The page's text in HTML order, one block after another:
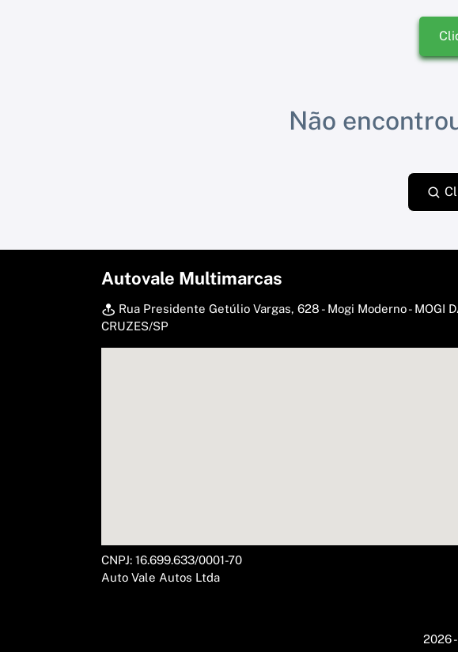
Não
Autovale Multimarcas
Rua Presidente Getúlio Vargas, 628 - Mogi Moderno - MOGI
CRUZES/SP
CNPJ: 16.699.633/0001-70
Auto Vale Autos Ltda
2026